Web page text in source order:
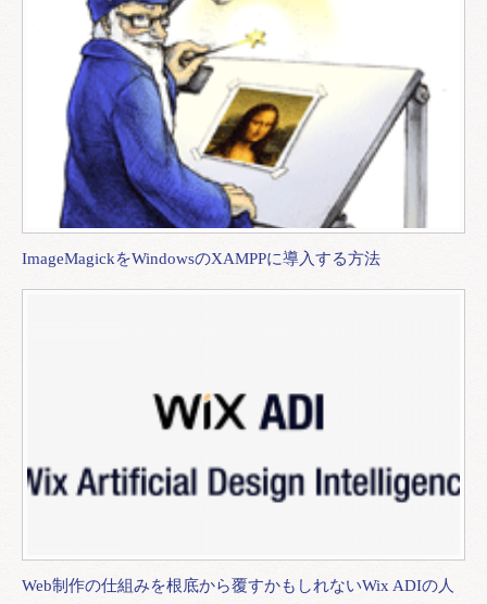
ImageMagickをWindowsのXAMPPに導入する方法
Web制作の仕組みを根底から覆すかもしれないWix ADIの人